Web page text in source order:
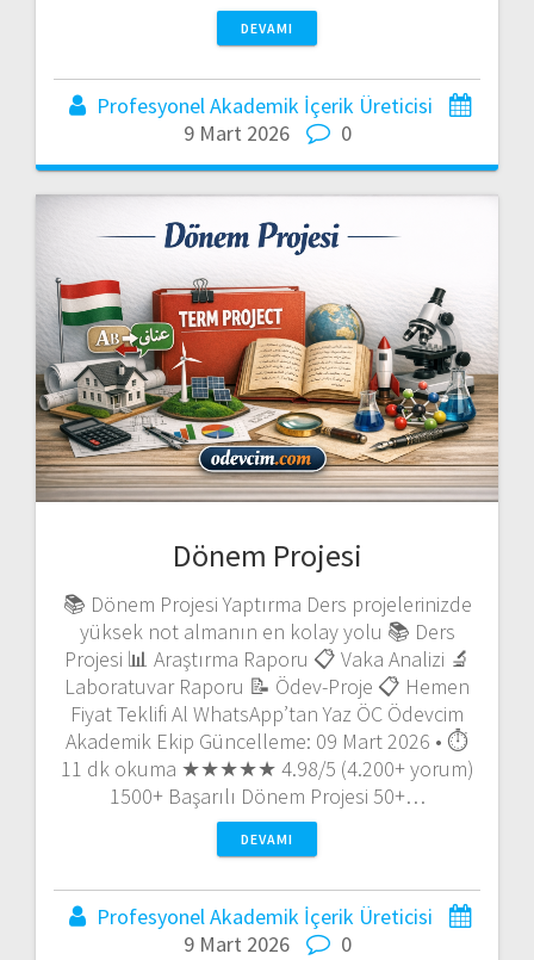
DEVAMI
Profesyonel Akademik İçerik Üreticisi
9 Mart 2026
0
Dönem Projesi
📚 Dönem Projesi Yaptırma Ders projelerinizde
yüksek not almanın en kolay yolu 📚 Ders
Projesi 📊 Araştırma Raporu 📋 Vaka Analizi 🔬
Laboratuvar Raporu 📝 Ödev-Proje 📋 Hemen
Fiyat Teklifi Al WhatsApp’tan Yaz ÖC Ödevcim
Akademik Ekip Güncelleme: 09 Mart 2026 • ⏱️
11 dk okuma ★★★★★ 4.98/5 (4.200+ yorum)
1500+ Başarılı Dönem Projesi 50+…
DEVAMI
Profesyonel Akademik İçerik Üreticisi
9 Mart 2026
0